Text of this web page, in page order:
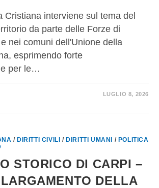
Cristiana interviene sul tema del
da parte delle Forze di
nei comuni dell'Unione della
esprimendo forte
per le…
LUGLIO 8, 2026
/ DIRITTI CIVILI / DIRITTI UMANI / POLITICA
STORICO DI CARPI –
DELLA